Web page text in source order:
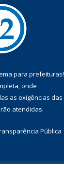
para prefeituras!
onde
as exigências das
atendidas.
Pública